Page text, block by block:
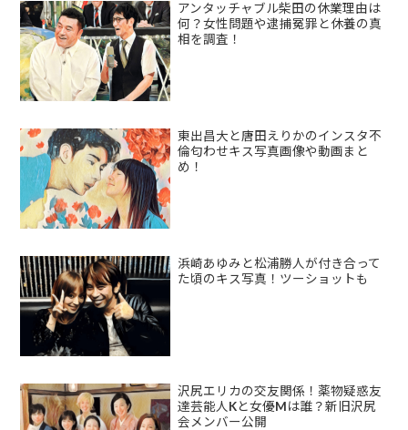
アンタッチャブル柴田の休業理由は
何？女性問題や逮捕冤罪と休養の真
相を調査！
東出昌大と唐田えりかのインスタ不
倫匂わせキス写真画像や動画まと
め！
浜崎あゆみと松浦勝人が付き合って
た頃のキス写真！ツーショットも
沢尻エリカの交友関係！薬物疑惑友
達芸能人Kと女優Mは誰？新旧沢尻
会メンバー公開